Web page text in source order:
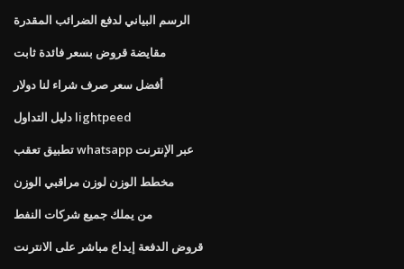
الرسم البياني لدفع الضرائب المقدرة
مقايضة قروض بسعر فائدة ثابت
أفضل سعر صرف شراء لنا دولار
دليل التداول lightpeed
تطبيق تعقب whatsapp عبر الإنترنت
مخطط الوزن لوزن مراقبي الوزن
من يملك جميع شركات النفط
قروض الدفعة إيداع مباشر على الانترنت